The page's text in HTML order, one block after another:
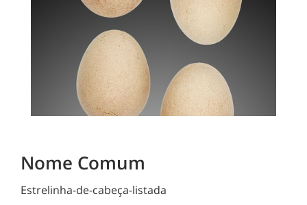
Nome Comum
Estrelinha-de-cabeça-listada